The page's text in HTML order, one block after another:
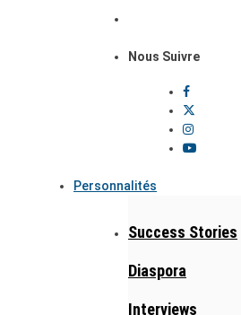
Nous Suivre
Personnalités
Success Stories
Diaspora
Interviews